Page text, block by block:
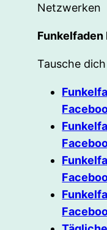
Netzwerken
Funkelfaden
Tausche